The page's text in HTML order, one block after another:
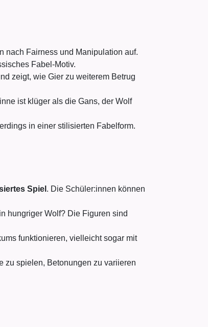
nach Fairness und Manipulation auf.
Fabel-Motiv.
zeigt, wie Gier zu weiterem Betrug
ist klüger als die Gans, der Wolf
in einer stilisierten Fabelform.
Spiel . Die Schüler:innen können
hungriger Wolf? Die Figuren sind
funktionieren, vielleicht sogar mit
zu spielen, Betonungen zu variieren